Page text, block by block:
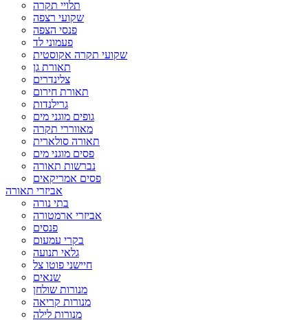
תלויי תקרה
שקועי רצפה
פנסי הצפה
פעמוני לד
שקועי תקרה אקוסטית
תאורת גן
צלינדרים
תאורת חירום
גרילנדות
גופים מוגני מים
מאווררי תקרה
תאורה סולארית
פסים מוגני מים
נברשות תאורה
פסים אמריקאים
אביזרי תאורה
בתי נורה
אביזרי ארמטורה
פנסים
בקרי עמעום
גלאי תנועה
חיישני פוטו צל
שנאים
מנורות שולחן
מנורות קריאה
מנורות לילה